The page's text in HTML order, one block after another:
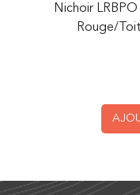
Nichoir
Rouge/